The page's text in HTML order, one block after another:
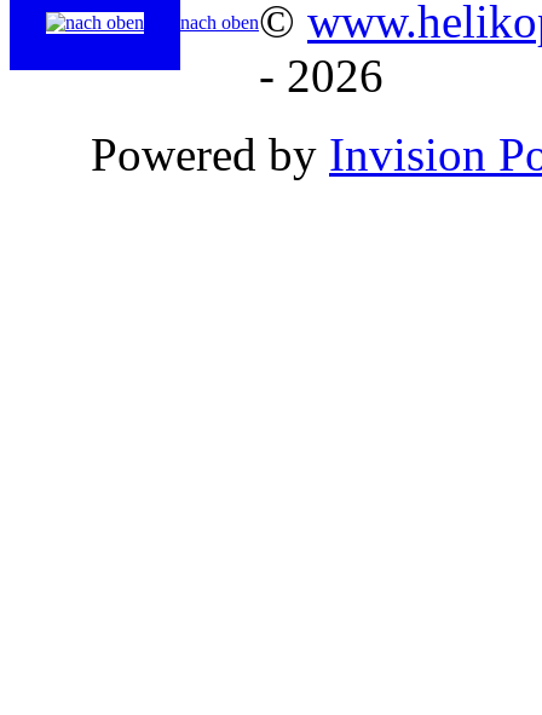
nach oben©
- 2026
Powered by Invision